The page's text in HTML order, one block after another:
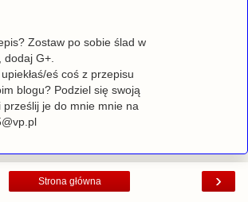
Zostaw po sobie ślad w
G+.
eś coś z przepisu
blogu? Podziel się swoją
je do mnie mnie na
›
Strona główna